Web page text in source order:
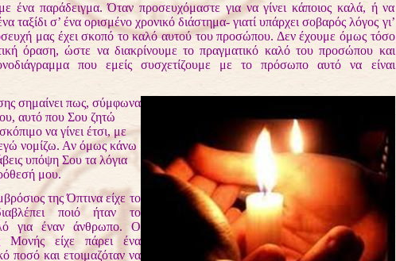
παράδειγμα. Όταν προσευχόμαστε για να γίνει κάποιος καλά, ή να
ταξίδι σ’ ένα ορισμένο χρονικό διάστημα- γιατί υπάρχει σοβαρός λόγος γι’
μας έχει σκοπό το καλό αυτού του προσώπου. Δεν έχουμε όμως τόσο
όραση, ώστε να διακρίνουμε το πραγματικό καλό του προσώπου και
που εμείς συσχετίζουμε με το πρόσωπο αυτό να είναι
σημαίνει πως, σύμφωνα
αυτό που Σου ζητώ
να γίνει έτσι, με
νομίζω. Αν όμως κάνω
υπόψη Σου τα λόγια
μου.
της Όπτινα είχε το
ποιό ήταν το
για έναν άνθρωπο. Ο
Μονής είχε πάρει ένα
ποσό και ετοιμαζόταν να